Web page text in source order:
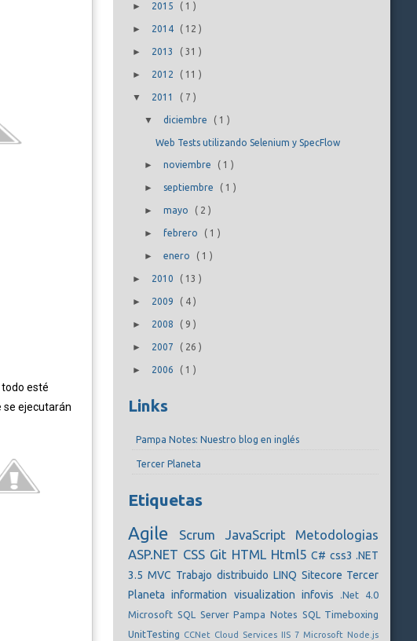
esté
se ejecutarán
► 2015 ( 1)
► 2014 ( 12)
► 2013 (31)
► 2012 ( 11)
▼ 2011 ( 7)
▼ diciembre ( 1 )
Web Tests utilizando Selenium y SpecFlow
► noviembre ( 1 )
► septiembre ( 1 )
► mayo ( 2 )
► febrero ( 1 )
► enero ( 1 )
► 2010 ( 13)
► 2009 ( 4)
► 2008 ( 9)
► 2007 ( 26)
► 2006 ( 1)
Links
Pampa Notes: Nuestro blog en inglés
Tercer Planeta
Etiquetas
Agile Scrum JavaScript Metodologias
ASP.NET CSS Git HTML Html5 C# css3.NET
3.5MVC Trabajo distribuido LINQ Sitecore Tercer
Planetainformation visualization infovis
.Net 4.0
Microsoft SQL ServerPampa Notes SQL Timeboxing
UnitTesting CCNet Cloud Services IIS 7 Microsoft Node.js